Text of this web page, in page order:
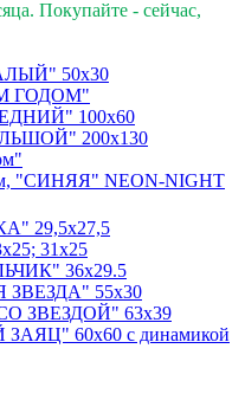
Покупайте - сейчас,
50х30
ГОДОМ"
100х60
200х130
"СИНЯЯ" NEON-NIGHT
29,5х27,5
31х25
36х29.5
ЗВЕЗДА" 55х30
ЗВЕЗДОЙ" 63х39
60х60 с динамикой